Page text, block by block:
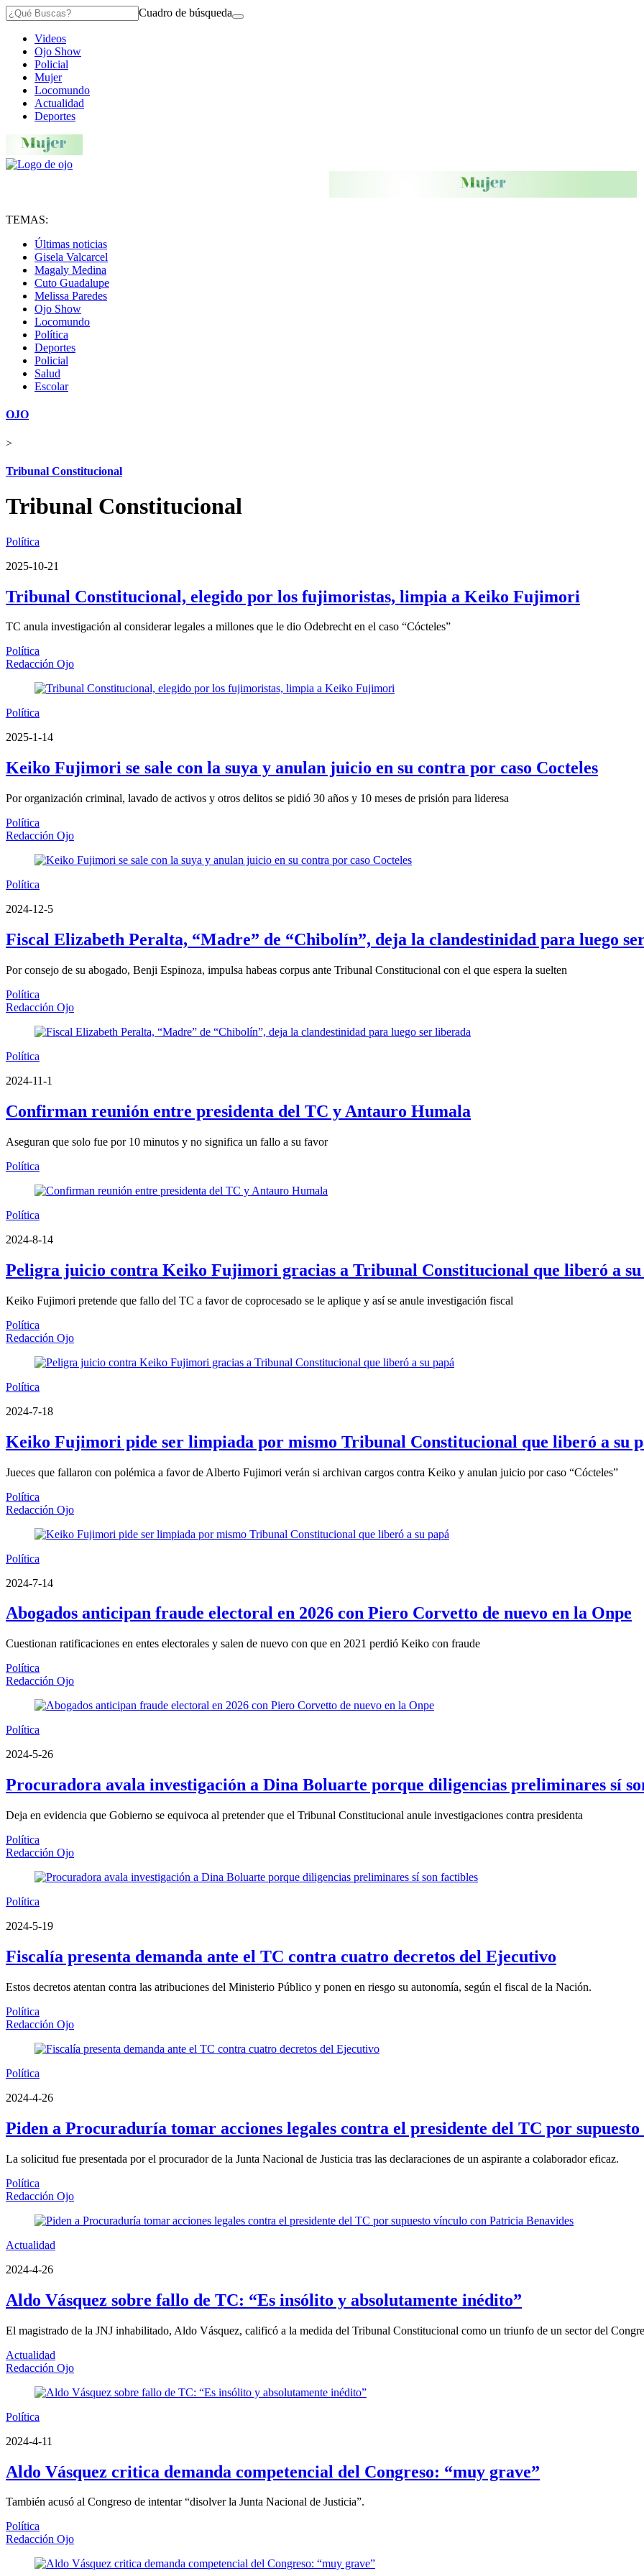
Cuadro de búsqueda
Videos
Ojo Show
Policial
Mujer
Locomundo
Actualidad
Deportes
TEMAS:
Últimas noticias
Gisela Valcarcel
Magaly Medina
Cuto Guadalupe
Melissa Paredes
Ojo Show
Locomundo
Política
Deportes
Policial
Salud
Escolar
OJO
>
Tribunal Constitucional
Tribunal Constitucional
Política
2025-10-21
Tribunal Constitucional, elegido por los fujimoristas, limpia a Keiko Fujimori
TC anula investigación al considerar legales a millones que le dio Odebrecht en el caso “Cócteles”
Política
Redacción Ojo
Política
2025-1-14
Keiko Fujimori se sale con la suya y anulan juicio en su contra por caso Cocteles
Por organización criminal, lavado de activos y otros delitos se pidió 30 años y 10 meses de prisión para lideresa
Política
Redacción Ojo
Política
2024-12-5
Fiscal Elizabeth Peralta, “Madre” de “Chibolín”, deja la clandestinidad para luego
Por consejo de su abogado, Benji Espinoza, impulsa habeas corpus ante Tribunal Constitucional con el que espera la suelten
Política
Redacción Ojo
Política
2024-11-1
Confirman reunión entre presidenta del TC y Antauro Humala
Aseguran que solo fue por 10 minutos y no significa un fallo a su favor
Política
Política
2024-8-14
Peligra juicio contra Keiko Fujimori gracias a Tribunal Constitucional que liberó a su
Keiko Fujimori pretende que fallo del TC a favor de coprocesado se le aplique y así se anule investigación fiscal
Política
Redacción Ojo
Política
2024-7-18
Keiko Fujimori pide ser limpiada por mismo Tribunal Constitucional que liberó a su
Jueces que fallaron con polémica a favor de Alberto Fujimori verán si archivan cargos contra Keiko y anulan juicio por caso “Cócteles”
Política
Redacción Ojo
Política
2024-7-14
Abogados anticipan fraude electoral en 2026 con Piero Corvetto de nuevo en la Onpe
Cuestionan ratificaciones en entes electorales y salen de nuevo con que en 2021 perdió Keiko con fraude
Política
Redacción Ojo
Política
2024-5-26
Procuradora avala investigación a Dina Boluarte porque diligencias preliminares sí
Deja en evidencia que Gobierno se equivoca al pretender que el Tribunal Constitucional anule investigaciones contra presidenta
Política
Redacción Ojo
Política
2024-5-19
Fiscalía presenta demanda ante el TC contra cuatro decretos del Ejecutivo
Estos decretos atentan contra las atribuciones del Ministerio Público y ponen en riesgo su autonomía, según el fiscal de la Nación.
Política
Redacción Ojo
Política
2024-4-26
Piden a Procuraduría tomar acciones legales contra el presidente del TC por
La solicitud fue presentada por el procurador de la Junta Nacional de Justicia tras las declaraciones de un aspirante a colaborador eficaz.
Política
Redacción Ojo
Actualidad
2024-4-26
Aldo Vásquez sobre fallo de TC: “Es insólito y absolutamente inédito”
El magistrado de la JNJ inhabilitado, Aldo Vásquez, calificó a la medida del Tribunal Constitucional como un triunfo de un sector del
Actualidad
Redacción Ojo
Política
2024-4-11
Aldo Vásquez critica demanda competencial del Congreso: “muy grave”
También acusó al Congreso de intentar “disolver la Junta Nacional de Justicia”.
Política
Redacción Ojo